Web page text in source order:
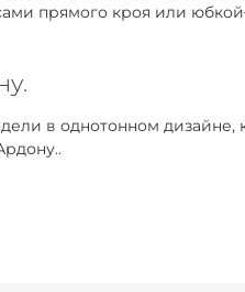
прямого кроя или
в однотонном дизайне,